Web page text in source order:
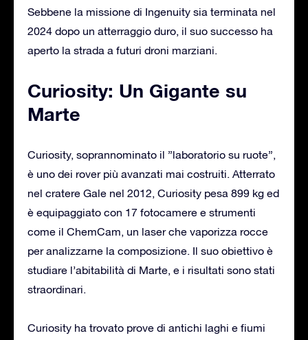
Sebbene la missione di Ingenuity sia terminata nel
2024 dopo un atterraggio duro, il suo successo ha
aperto la strada a futuri droni marziani.
Curiosity: Un Gigante su
Marte
Curiosity, soprannominato il ”laboratorio su ruote”,
è uno dei rover più avanzati mai costruiti. Atterrato
nel cratere Gale nel 2012, Curiosity pesa 899 kg ed
è equipaggiato con 17 fotocamere e strumenti
come il ChemCam, un laser che vaporizza rocce
per analizzarne la composizione. Il suo obiettivo è
studiare l’abitabilità di Marte, e i risultati sono stati
straordinari.
Curiosity ha trovato prove di antichi laghi e fiumi